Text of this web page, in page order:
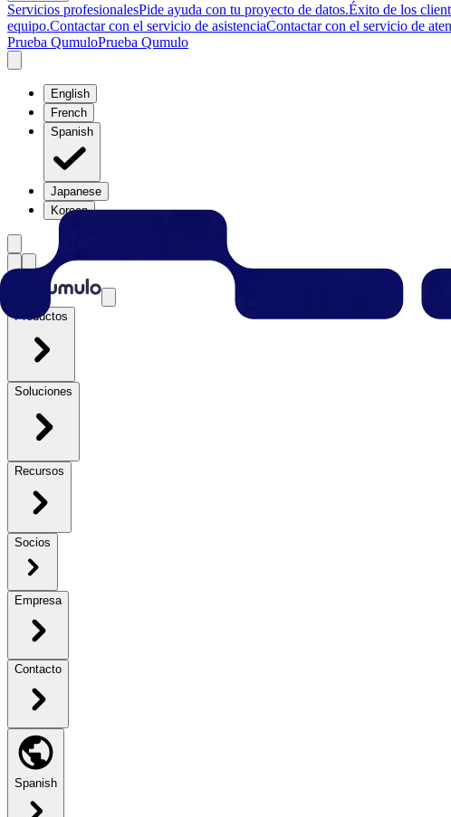
Servicios profesionalesPide ayuda con tu proyecto de datos.Éxito de los
equipo.Contactar con el servicio de asistenciaContactar con el servicio de
Prueba QumuloPrueba Qumulo
English
French
Spanish
Japanese
Korean
Productos
Soluciones
Recursos
Socios
Empresa
Contacto
Spanish